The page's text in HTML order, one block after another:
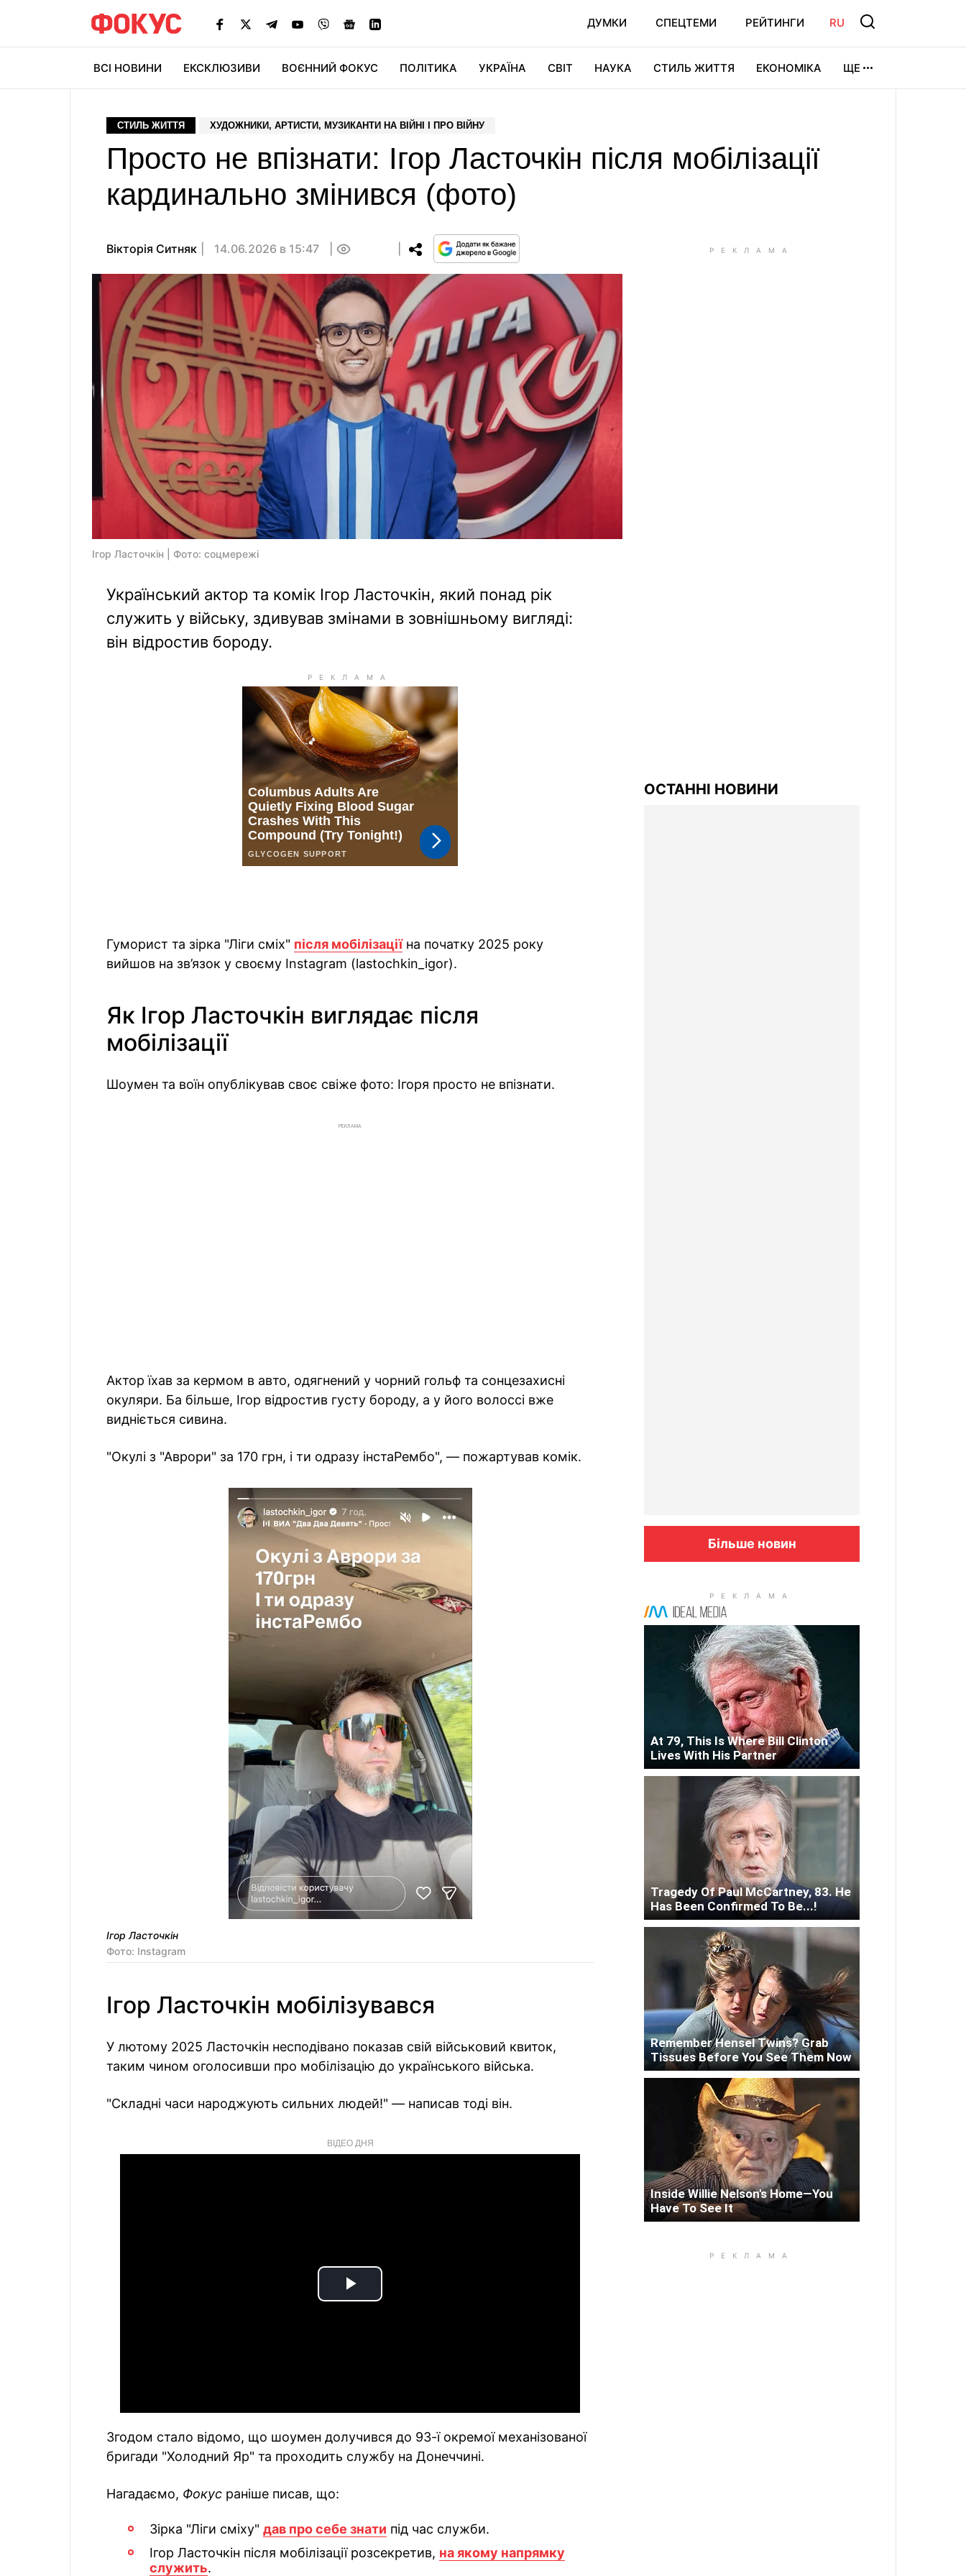
ДУМКИ СПЕЦТЕМИ РЕЙТИНГИ RU
ВСІ НОВИНИ ЕКСКЛЮЗИВИ ВОЄННИЙ ФОКУС ПОЛІТИКА УКРАЇНА СВІТ НАУКА СТИЛЬ ЖИТТЯ ЕКОНОМІКА ЩЕ
СТИЛЬ ЖИТТЯ ХУДОЖНИКИ, АРТИСТИ, МУЗИКАНТИ НА ВІЙНІ І ПРО ВІЙНУ
Просто не впізнати: Ігор Ласточкін після мобілізації
кардинально змінився (фото)
Вікторія Ситняк 14.06.2026 в 15:47
Ігор Ласточкін | Фото: соцмережі
Український актор та комік Ігор Ласточкін, який понад рік
служить у війську, здивував змінами в зовнішньому вигляді:
він відростив бороду.
Гуморист та зірка "Ліги сміх" після мобілізаціїна початку 2025 року
вийшов на зв’язок у своєму Instagram (lastochkin_igor).
Як Ігор Ласточкін виглядає після
мобілізації
Шоумен та воїн опублікував своє свіже фото: Ігоря просто не впізнати.
РЕКЛАМА
Актор їхав за кермом в авто, одягнений у чорний гольф та сонцезахисні
окуляри. Ба більше, Ігор відростив густу бороду, а у його волоссі вже
видніється сивина.
"Окулі з "Аврори" за 170 грн, і ти одразу інстаРембо", — пожартував комік.
Ігор Ласточкін
Фото: Instagram
Ігор Ласточкін мобілізувався
У лютому 2025 Ласточкін несподівано показав свій військовий квиток,
таким чином оголосивши про мобілізацію до українського війська.
"Складні часи народжують сильних людей!" — написав тоді він.
ВІДЕО ДНЯ
Play
Згодом стало відомо, що шоумен долучився до 93-ї окремої механізованої
бригади "Холодний Яр" та проходить службу на Донеччині.
Нагадаємо, Фокус раніше писав, що:
Зірка "Ліги сміху" дав про себе знати під час служби.
Ігор Ласточкін після мобілізації розсекретив, на якому напрямку
служить.
ОСТАННІ НОВИНИ
Більше новин
At 79, This Is Where Bill Clinton
Lives With His Partner
Tragedy Of Paul McCartney, 83. He
Has Been Confirmed To Be...!
Remember Hensel Twins? Grab
Tissues Before You See Them Now
Inside Willie Nelson's Home—You
Have To See It